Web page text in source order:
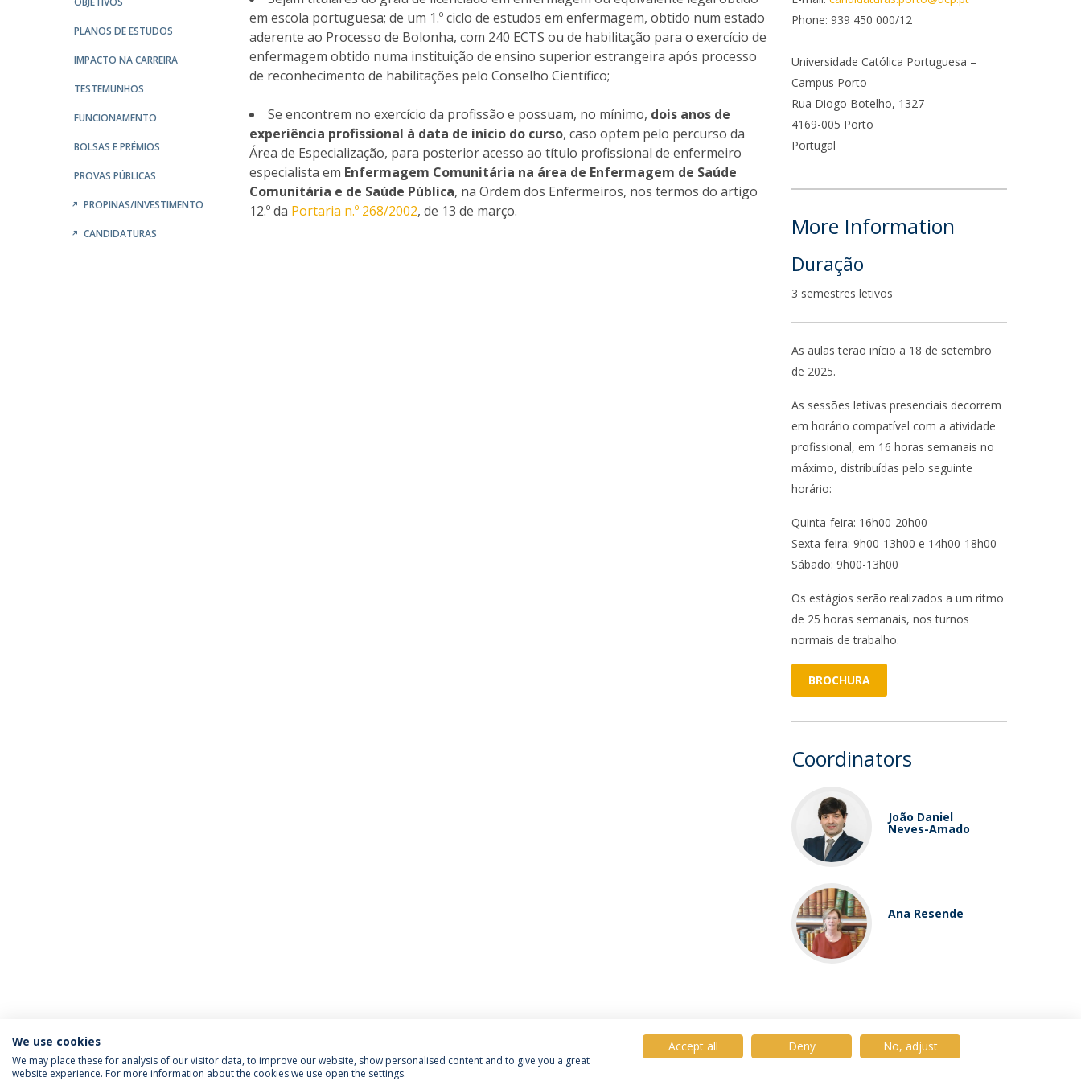
Mestrado em Enfermagem de Reabilitação
Mestrado em Enfermagem de Saúde Infantil e
Pediátrica
Mestrado em Enfermagem Médico-Cirúrgica na área de
Mestrado em Enfermagem Comunitária na área de
Enfermagem de Saúde Comunitária e de Saúde Pública
Mestrado em Regeneração e Viabilidade Tecidular
Católica Nursing Talks 2026
Recrutamentos
Student Ombudsman
Partnerships
National
Faces & Facts
ESEnfIC
Campus
How to arrive
Contact Directory
PLANOS DE ESTUDOS
IMPACTO NA CARREIRA
TESTEMUNHOS
FUNCIONAMENTO
BOLSAS E PRÉMIOS
PROVAS PÚBLICAS
PROPINAS/INVESTIMENTO
CANDIDATURAS
em escola portuguesa; de um 1.º ciclo de estudos em enfermagem, obtido num estado
aderente ao Processo de Bolonha, com 240 ECTS ou de habilitação para o exercício de
enfermagem obtido numa instituição de ensino superior estrangeira após processo
de reconhecimento de habilitações pelo Conselho Científico;
Se encontrem no exercício da profissão e possuam, no mínimo, dois anos de
experiência profissional à data de início do curso, caso optem pelo percurso da
Área de Especialização, para posterior acesso ao título profissional de enfermeiro
especialista em Enfermagem Comunitária na área de Enfermagem de Saúde
Comunitária e de Saúde Pública, na Ordem dos Enfermeiros, nos termos do artigo
12.º da Portaria n.º 268/2002, de 13 de março.
Phone: 939 450 000/12
Universidade Católica Portuguesa –
Campus Porto
Rua Diogo Botelho, 1327
4169-005 Porto
Portugal
More Information
Duração
3 semestres letivos
As aulas terão início a 18 de setembro
de 2025.
As sessões letivas presenciais decorrem
em horário compatível com a atividade
profissional, em 16 horas semanais no
máximo, distribuídas pelo seguinte
horário:
Quinta-feira: 16h00-20h00
Sexta-feira: 9h00-13h00 e 14h00-18h00
Sábado: 9h00-13h00
Os estágios serão realizados a um ritmo
de 25 horas semanais, nos turnos
normais de trabalho.
BROCHURA
Coordinators
João Daniel
Neves-Amado
Ana Resende
We use cookies
We may place these for analysis of our visitor data, to improve our website, show personalised content and to give you a great
website experience. For more information about the cookies we use open the settings.
Accept all Deny No, adjust